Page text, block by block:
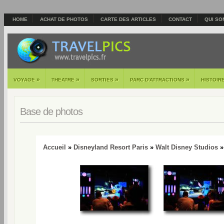
HOME ACHAT DE PHOTOS CARTE DES ARTICLES CONTACT QUI
VOYAGE » THEATRE » SORTIES » PARC D'ATTRACTIONS »
Base de photos
Accueil » Disneyland Resort Paris » Walt Disney Studios